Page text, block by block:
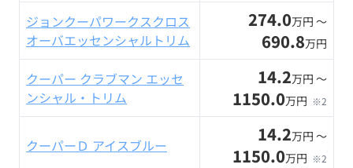
ジョンクーパワークスクロス
オーバエッセンシャルトリム
274.0万円 〜
690.8万円
クーパー クラブマン エッセ
ンシャル・トリム
14.2万円 〜
1150.0万円 ※2
クーパーＤ アイスブルー 14.2万円 〜
1150.0万円 ※2